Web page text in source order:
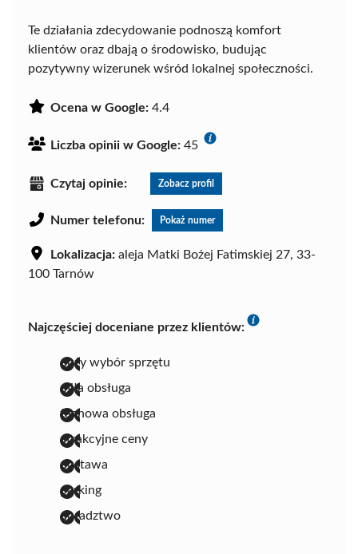
Te działania zdecydowanie podnoszą komfort
klientów oraz dbają o środowisko, budując
pozytywny wizerunek wśród lokalnej społeczności.
Ocena w Google: 4.4
Liczba opinii w Google: 45
Czytaj opinie: Zobacz profil
Numer telefonu: Pokaż numer
Lokalizacja: aleja Matki Bożej Fatimskiej 27, 33-
100 Tarnów
Najczęściej doceniane przez klientów:
duży wybór sprzętu
miła obsługa
fachowa obsługa
atrakcyjne ceny
dostawa
parking
doradztwo